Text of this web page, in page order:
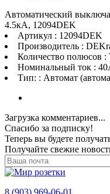
Автоматический
4.5кА, 12094DEK
Артикул : 12094DEK
Производитель :
Количество полюсов
Номинальный ток :
Тип: : Автомат
Загрузка комментариев...
Спасибо за подписку!
Теперь вы будете
Получайте свежие
8 (903) 969-06-01